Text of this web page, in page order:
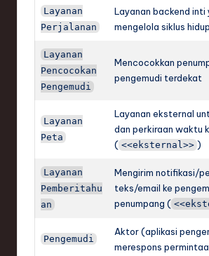
Layanan
Perjalanan
Layanan backend inti
mengelola siklus
Layanan
Pencocokan
Pengemudi
Mencocokkan
pengemudi terdekat
Layanan
Peta
Layanan eksternal
dan perkiraan waktu
( <<eksternal>> )
Layanan
Pemberitahu
an
Mengirim notifikasi/
teks/email ke
penumpang (
Pengemudi
Aktor (aplikasi
merespons